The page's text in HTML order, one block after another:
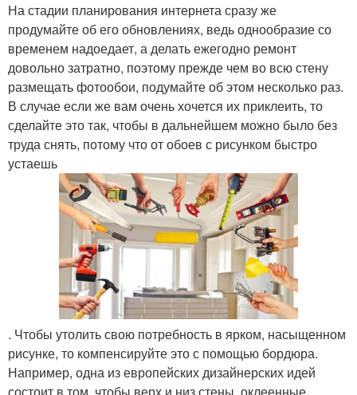
На стадии планирования интернета сразу же
продумайте об его обновлениях, ведь однообразие со
временем надоедает, а делать ежегодно ремонт
довольно затратно, поэтому прежде чем во всю стену
размещать фотообои, подумайте об этом несколько раз.
В случае если же вам очень хочется их приклеить, то
сделайте это так, чтобы в дальнейшем можно было без
труда снять, потому что от обоев с рисунком быстро
устаешь
. Чтобы утолить свою потребность в ярком, насыщенном
рисунке, то компенсируйте это с помощью бордюра.
Например, одна из европейских дизайнерских идей